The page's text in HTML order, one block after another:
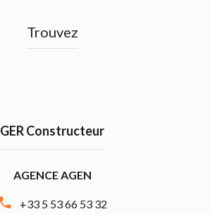
Trouvez
GER Constructeur
AGENCE AGEN
+33 5 53 66 53 32